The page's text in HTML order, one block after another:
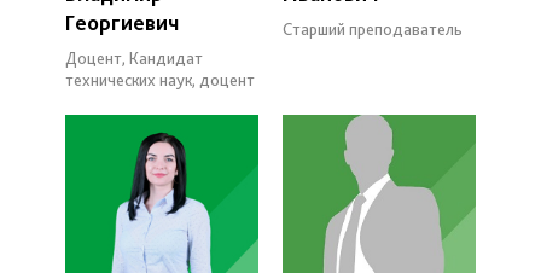
Георгиевич
Доцент, Кандидат
технических наук, доцент
Старший преподаватель